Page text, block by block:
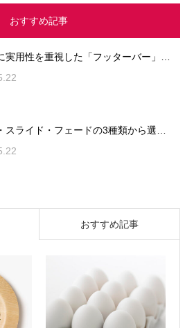
おすすめ記事
実用性を重視した「フッターバー」…
スライド・フェードの3種類から選…
おすすめ記事